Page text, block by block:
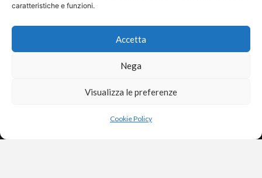
caratteristiche e funzioni.
Accetta
Nega
Visualizza le preferenze
Cookie Policy
Lingua:Italiana
Target:3-14 anni
©2026 Free Streaming
Anche un piccolo contributo fa la differenza.